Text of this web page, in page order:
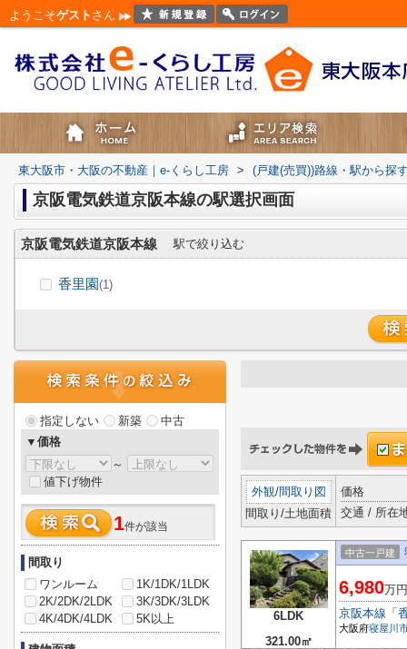
ようこそゲスト さん
東大阪市・大阪の不動産｜e-くらし工房 > (戸建(売買))路線・駅から探
京阪電気鉄道京阪本線の駅選択画面
京阪電気鉄道京阪本線 駅で絞り込む
香里園(1)
外観/間取り図
間取り/土地面積
価格
交通 / 所在
6LDK
321.00㎡
中古一戸建
6,980万円
京阪本線 「
大阪府寝屋川
指定しない 新築
中古
▼価格
～
値下げ物件
1件が該当
間取り
ワンルーム
1K/1DK/1LDK
2K/2DK/2LDK
3K/3DK/3LDK
4K/4DK/4LDK
5K以上